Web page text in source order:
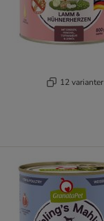
12 varianter